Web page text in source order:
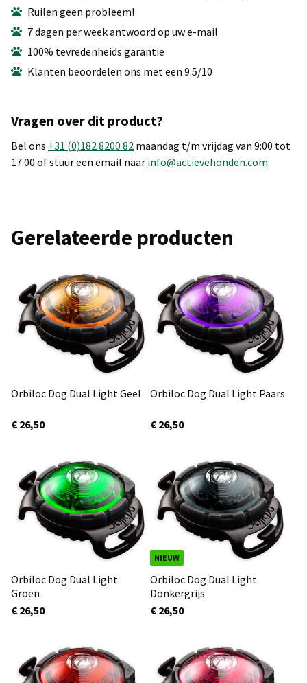
Ruilen geen probleem!
7 dagen per week antwoord op uw e-mail
100% tevredenheids garantie
Klanten beoordelen ons met een 9.5/10
Vragen over dit product?
Bel ons +31 (0)182 8200 82 maandag t/m vrijdag van 9:00 tot
17:00 of stuur een email naar info@actievehonden.com
Gerelateerde producten
Orbiloc Dog Dual Light Geel
€ 26,50
Orbiloc Dog Dual Light Paars
€ 26,50
Orbiloc Dog Dual Light
Groen
€ 26,50
NIEUW
Orbiloc Dog Dual Light
Donkergrijs
€ 26,50